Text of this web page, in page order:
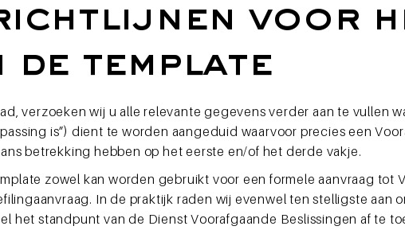
voor
template
verzoeken wij u alle relevante gegevens verder aan te vullen
is”) dient te worden aangeduid waarvoor precies een
betrekking hebben op het eerste en/of het derde vakje.
zowel kan worden gebruikt voor een formele aanvraag tot
In de praktijk raden wij evenwel ten stelligste aan
het standpunt van de Dienst Voorafgaande Beslissingen af te